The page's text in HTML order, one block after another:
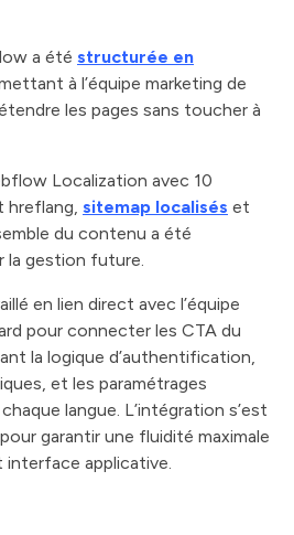
a été structurée en
à l’équipe marketing de
les pages sans toucher à
Localization avec 10
sitemap localisés et
du contenu a été
la gestion future.
en lien direct avec l’équipe
pour connecter les CTA du
la logique d’authentification,
et les paramétrages
langue. L’intégration s’est
garantir une fluidité maximale
applicative.